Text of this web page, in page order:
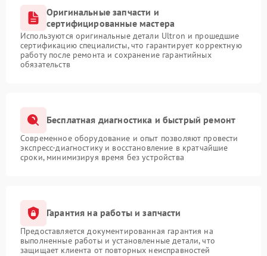
Оригинальные запчасти и
сертифицированные мастера
Используются оригинальные детали Ultron и прошедшие
сертификацию специалисты, что гарантирует корректную
работу после ремонта и сохранение гарантийных
обязательств
Бесплатная диагностика и быстрый ремонт
Современное оборудование и опыт позволяют провести
экспресс-диагностику и восстановление в кратчайшие
сроки, минимизируя время без устройства
Гарантия на работы и запчасти
Предоставляется документированная гарантия на
выполненные работы и установленные детали, что
защищает клиента от повторных неисправностей